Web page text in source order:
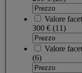
Valore facet
300 € (11)
Valore facet
(6)